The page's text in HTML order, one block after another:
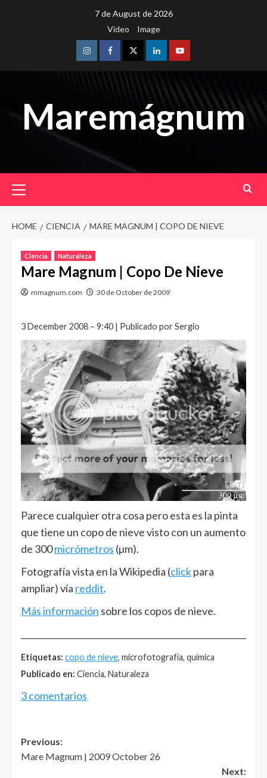
7 de August de 2026
Video
Image
InstagramFacebookTwitterLinkedinYoutube
Maremágnum
Menu
HOME CIENCIA MARE MAGNUM | COPO DE NIEVE
Ciencia Naturaleza
Mare Magnum | Copo De Nieve
mmagnum.com 30 de October de 2009
3 December 2008 – 9:40 | Publicado por Sergio
Parece cualquier otra cosa pero esta es la pinta
que tiene un copo de nieve visto con un aumento
de 300micrómetros (µm).
Fotografía vista en la Wikipedia (clickpara
ampliar) vía reddit.
Más información sobre los copos de nieve.
Etiquetas: copo de nieve, microfotografía, química
Publicado en: Ciencia, Naturaleza
3 comentarios
Post
navigation
Previous:
Mare Magnum | 2009 October 26
Next: